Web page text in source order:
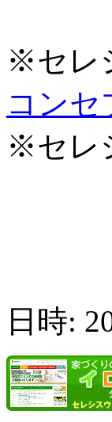
※セレ
コンセ
※セレ
日時: